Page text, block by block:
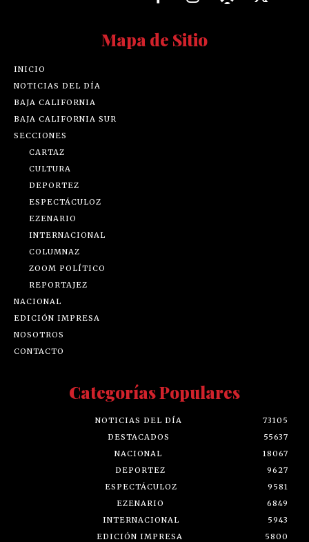
Mapa de Sitio
INICIO
NOTICIAS DEL DÍA
BAJA CALIFORNIA
BAJA CALIFORNIA SUR
SECCIONES
CARTAZ
CULTURA
DEPORTEZ
ESPECTÁCULOZ
EZENARIO
INTERNACIONAL
COLUMNAZ
ZOOM POLÍTICO
REPORTAJEZ
NACIONAL
EDICIÓN IMPRESA
NOSOTROS
CONTACTO
Categorías Populares
NOTICIAS DEL DÍA
73105
DESTACADOS
55637
NACIONAL
18067
DEPORTEZ
9627
ESPECTÁCULOZ
9581
EZENARIO
6849
INTERNACIONAL
5943
EDICIÓN IMPRESA
5800